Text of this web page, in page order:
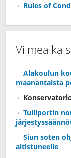
Rules of
Alakoulun
maanantaista
Tulliportin
Siun soten
altistuneelle